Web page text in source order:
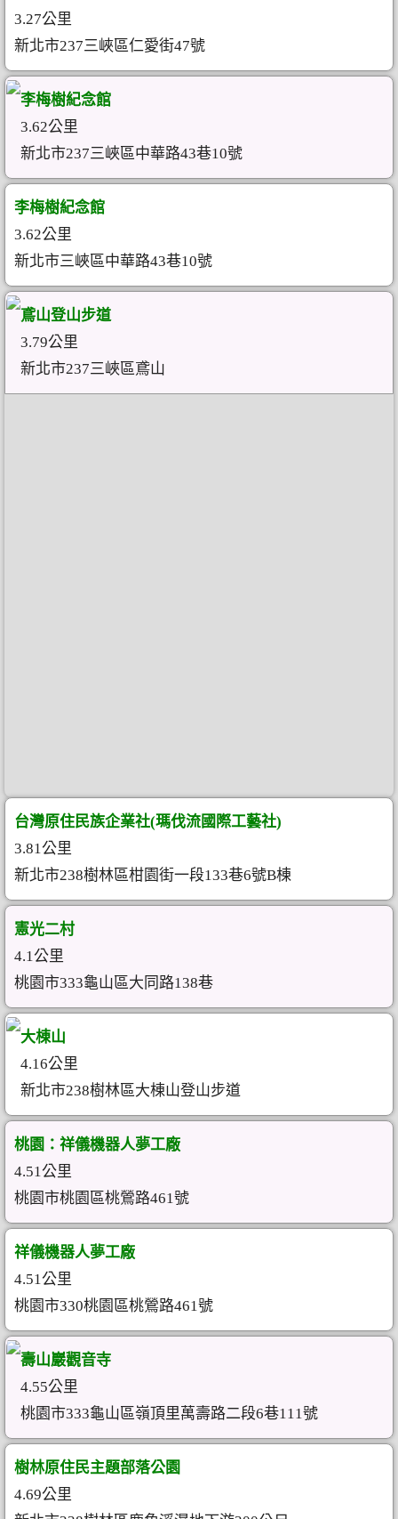
3.27公里
新北市237三峽區仁愛街47號
李梅樹紀念館
3.62公里
新北市237三峽區中華路43巷10號
李梅樹紀念館
3.62公里
新北市三峽區中華路43巷10號
鳶山登山步道
3.79公里
新北市237三峽區鳶山
台灣原住民族企業社(瑪伐流國際工藝社)
3.81公里
新北市238樹林區柑園街一段133巷6號B棟
憲光二村
4.1公里
桃園市333龜山區大同路138巷
大棟山
4.16公里
新北市238樹林區大棟山登山步道
桃園：祥儀機器人夢工廠
4.51公里
桃園市桃園區桃鶯路461號
祥儀機器人夢工廠
4.51公里
桃園市330桃園區桃鶯路461號
壽山巖觀音寺
4.55公里
桃園市333龜山區嶺頂里萬壽路二段6巷111號
樹林原住民主題部落公園
4.69公里